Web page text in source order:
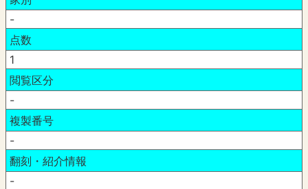
-
点数
1
閲覧区分
-
複製番号
-
翻刻・紹介情報
-